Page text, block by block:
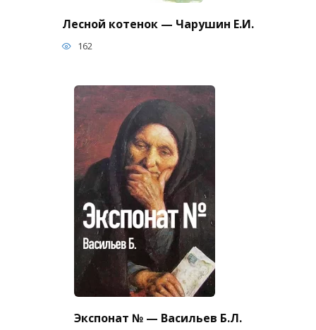
Лесной котенок — Чарушин Е.И.
162
Экспонат № — Васильев Б.Л.